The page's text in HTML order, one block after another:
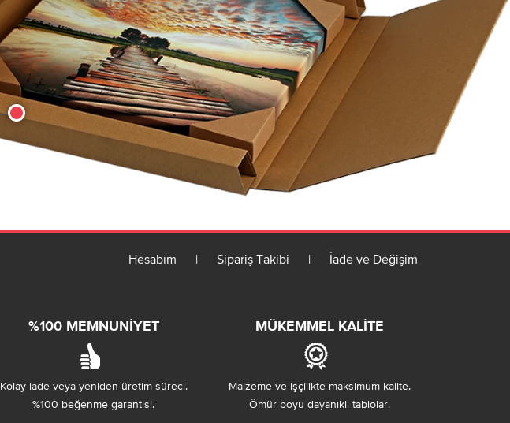
Hesabım | Sipariş Takibi | İade ve Değişim
%100 MEMNUNIYET
Kolay iade veya yeniden üretim süreci.
%100 beğenme garantisi.
MÜKEMMEL KALITE
Malzeme ve işçilikte maksimum kalite.
Ömür boyu dayanıklı tablolar.